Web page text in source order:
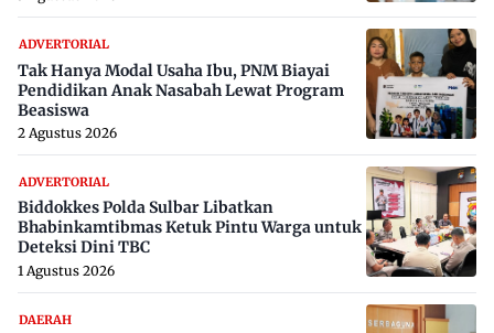
ADVERTORIAL
Tak Hanya Modal Usaha Ibu, PNM Biayai
Pendidikan Anak Nasabah Lewat Program
Beasiswa
2 Agustus 2026
ADVERTORIAL
Biddokkes Polda Sulbar Libatkan
Bhabinkamtibmas Ketuk Pintu Warga untuk
Deteksi Dini TBC
1 Agustus 2026
DAERAH